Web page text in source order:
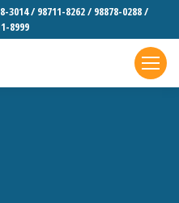
3014 / 98711-8262 / 98878-0288 /
8999